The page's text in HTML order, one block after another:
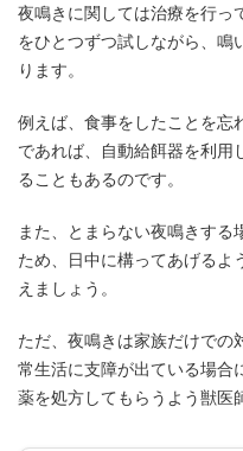
夜鳴きに関しては治療を行っ
をひとつずつ試しながら、鳴
ります。
例えば、食事をしたことを忘
であれば、自動給餌器を利用
ることもあるのです。
また、とまらない夜鳴きする
ため、日中に構ってあげるよ
えましょう。
ただ、夜鳴きは家族だけでの
常生活に支障が出ている場合
薬を処方してもらうよう獣医